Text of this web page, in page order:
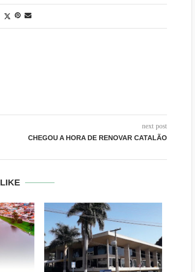
next post
CHEGOU A HORA DE RENOVAR CATALÃO